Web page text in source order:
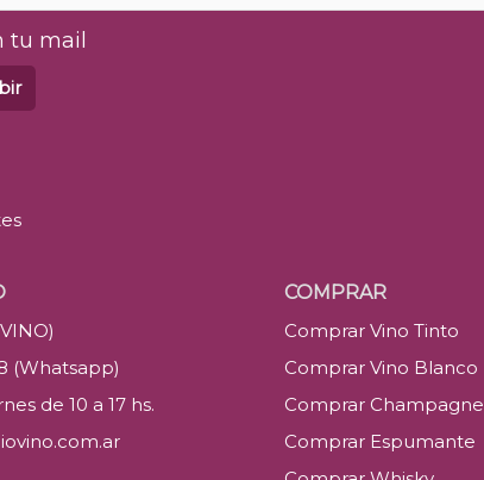
tu mail
(Whatsapp)
de 10 a 17 hs.
COMPRAR
Comprar Vino Tinto
Comprar Vino Blanco
Comprar Champagne
Comprar Espumante